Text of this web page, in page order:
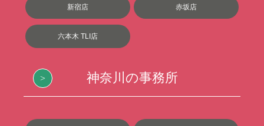
新宿店 赤坂店
六本木 TLI店
神奈川の事務所